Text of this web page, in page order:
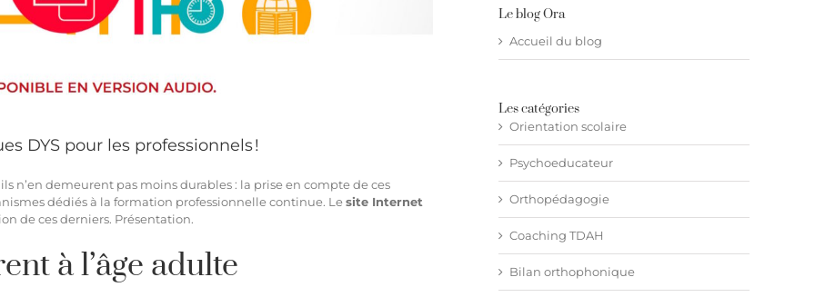
DYS pour les professionnels !
n’en demeurent pas moins durables : la prise en compte de ces
dédiés à la formation professionnelle continue. Lesite Internet
de ces derniers. Présentation.
à l’âge adulte
Le blog Ora
Accueil du blog
Les catégories
Orientation scolaire
Psychoeducateur
Orthopédagogie
Coaching TDAH
Bilan orthophonique